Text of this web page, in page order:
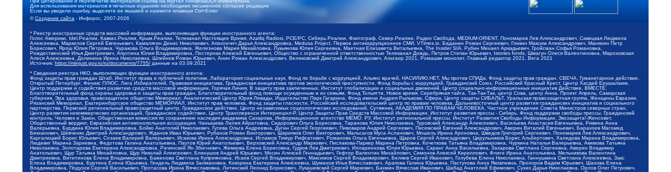
Для использования материалов в печатных изданиях необходимо письменное согласие редакции
Если вы увидели ошибку, выделите ее мышкой и нажмите клавиши Ctrl+Enter
©Создание сайта - Инфорос, 2007-2026
* Реестр иностранных средств массовой информации, выполняющих функции иностранного агента:
Голос Америки, Idel.Реалии, Кавказ.Реалии, Крым.Реалии, Телеканал Настоящее Время, Azatliq Radiosi, PCE/PC, Сибирь.Реалии, Фактограф, Север.Реалии, Радио Свобода, MEDIUM-ORIENT, Пономарев Лев Александрович, Савицкая Людмила
Алексеевна, Маркелов Сергей Евгеньевич, Камалягин Денис Николаевич, Апахончич Дарья Александровна, Medusa Project, Первое антикоррупционное СМИ, VTimes.io, Баданин Роман Сергеевич, Гликин Максим Александрович, Маняхин Петр
Борисович, Ярош Юлия Петровна, Чуракова Ольга Владимировна, Железнова Мария Михайловна, Лукьянова Юлия Сергеевна, Маетная Елизавета Витальевна, The Insider SIA, Рубин Михаил Аркадьевич, Гройсман Софья Романовна,
Рождественский Илья Дмитриевич, Апухтина Юлия Владимировна, Постернак Алексей Евгеньевич, Общество с ограниченной ответственностью Телеканал Дождь, Петров Степан Юрьевич, Istories fonds, Шмагун Олеся Валентиновна, Мароховская
Алеся Алексеевна, Долинина Ирина Николаевна, Шлейнов Роман Юрьевич, Анин Роман Александрович, Великовский Дмитрий Александрович, Альтаир 2021, Ромашки монолит, Главный редактор 2021, Вега 2021
Источник: https://minjust.gov.ru/ru/documents/7755/ данные на 03.09.2021
* Сведения реестра НКО, выполняющих функции иностранного агента:
Фонд защиты прав граждан Штаб, Институт права и публичной политики, Лаборатория социальных наук, Фонд по борьбе с коррупцией, Альянс врачей, НАСИЛИЮ.НЕТ, Мы против СПИДа, Фонд защиты прав граждан, СВЕЧА, Гуманитарное действие,
Открытый Петербург, Феникс ПЛЮС, Лига Избирателей, Правовая инициатива, Гражданская инициатива против экологической преступности, Фонд борьбы с коррупцией, Гражданский Союз, Российский Красный Крест, Центр Хасдей Ерушалаим,
Центр поддержки и содействия развитию средств массовой информации, Горячая Линия, В защиту прав заключенных, Институт глобализации и социальных движений, Центр социально-информационных инициатив Действие, ВМЕСТЕ,
Благотворительный фонд охраны здоровья и защиты прав граждан, Благотворительный фонд помощи осужденным и их семьям, Фонд Тольятти, Новое время, Серебряная тайга, Так-Так-Так, центр Сова, центр Анна, Проект Апрель, Самарская
губерния, Эра здоровья, правозащитное общество Мемориал, Аналитический Центр Юрия Левады, Издательство Парк Гагарина, Фонд имени Андрея Рылькова, Сфера, Центр защиты СИБАЛЬТ, Уральская правозащитная группа, Женщины Евразии,
Рязанский Мемориал, Екатеринбургское общество МЕМОРИАЛ, Институт прав человека, Фонд защиты гласности, Российский исследовательский центр по правам человека, Дальневосточный центр развития гражданских инициатив и социального
партнерства, Пермский региональный правозащитный центр, Гражданское действие, Центр независимых социологических исследований, Сутяжник, АКАДЕМИЯ ПО ПРАВАМ ЧЕЛОВЕКА, Частное учреждение Совета Министров северных стран,
Центр развития некоммерческих организаций, Гражданское содействие, Центр Трансперенси Интернешнл-Р, Центр Защиты Прав Средств Массовой Информации, Институт развития прессы - Сибирь, Фонд поддержки свободы прессы, Гражданский
контроль, Человек и Закон, Общественная комиссия по сохранению наследия академика Сахарова, Информационное агентство МЕМО. РУ, Институт региональной прессы, Институт Развития Свободы Информации, Экозащита!-Женсовет,
Общественный вердикт, Евразийская антимонопольная ассоциация, Чанышева Лилия Айратовна, Сидорович Ольга Борисовна, Таранова Юлия Николаевна, Туровский Александр Алексеевич, Васильева Анастасия Евгеньевна, Ривина Анна
Валерьевна, Бурдина Юлия Владимировна, Бойко Анатолий Николаевич, Гусева Ольга Андреевна, Дугин Сергей Георгиевич, Пивоваров Андрей Сергеевич, Писемский Евгений Александрович, Аверин Виталий Евгеньевич, Барахоев Магомед
Бекханович, Шевченко Дмитрий Александрович, Жданов Иван Юрьевич, Рубанов Роман Викторович, Шарипков Олег Викторович, Мальсагов Муса Асланович, Мошель Ирина Ароновна, Шведов Григорий Сергеевич, Пономарев Лев Александрович,
Каргалицкий Борис Юльевич, Созаев Валерий Валерьевич, Исакова Ирина Александровна, Исламов Тимур Рифгатович, Романова Ольга Евгеньевна, Щаров Сергей Алексадрович, Цирульников Борис Альбертович, Халидова Марина Владимировна,
Людевиг Марина Зариевна, Федотова Галина Анатольевна, Паутов Юрий Анатольевич, Верховский Александр Маркович, Пислакова-Паркер Марина Петровна, Кочеткова Татьяна Владимировна, Чуркина Наталья Валерьевна, Акимова Татьяна
Николаевна, Золотарева Екатерина Александровна, Рачинский Ян Збигневич, Жемкова Елена Борисовна, Гудков Лев Дмитриевич, Илларионова Юлия Юрьевна, Саранг Анна Васильевна, Захарова Светлана Сергеевна, Аверин Владимир
Анатольевич, Щур Татьяна Михайловна, Щур Николай Алексеевич, Блинушов Андрей Юрьевич, Мосин Алексей Геннадьевич, Гефтер Валентин Михайлович, Симонов Алексей Кириллович, Флиге Ирина Анатольевна, Мельникова Валентина
Дмитриевна, Вититинова Елена Владимировна, Баженова Светлана Куприяновна, Исаев Сергей Владимирович, Максимов Сергей Владимирович, Беляев Сергей Иванович, Голубева Елена Николаевна, Ганнушкина Светлана Алексеевна, Закс
Елена Владимировна, Буртина Елена Юрьевна, Гендель Людмила Залмановна, Кокорина Екатерина Алексеевна, Шуманов Илья Вячеславович, Арапова Галина Юрьевна, Пастухова Анна Яковлевна, Прохоров Вадим Юрьевич, Шахова Елена
Владимировна, Подузов Сергей Васильевич, Протасова Ирина Вячеславовна, Литинский Леонид Борисович, Лукашевский Сергей Маркович, Бахмин Вячеслав Иванович, Шабад Анатолий Ефимович, Сухих Дарья Николаевна, Орлов Олег Петрович,